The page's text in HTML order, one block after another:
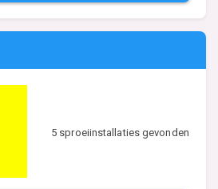
5 sproeiinstallaties gevonden